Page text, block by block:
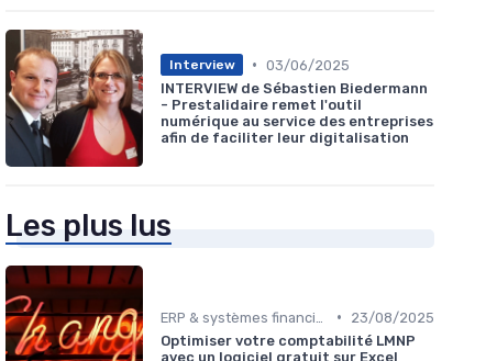
Interview • 03/06/2025
INTERVIEW de Sébastien Biedermann
- Prestalidaire remet l'outil
numérique au service des entreprises
afin de faciliter leur digitalisation
Les plus lus
•
23/08/2025
Optimiser votre comptabilité LMNP
avec un logiciel gratuit sur Excel